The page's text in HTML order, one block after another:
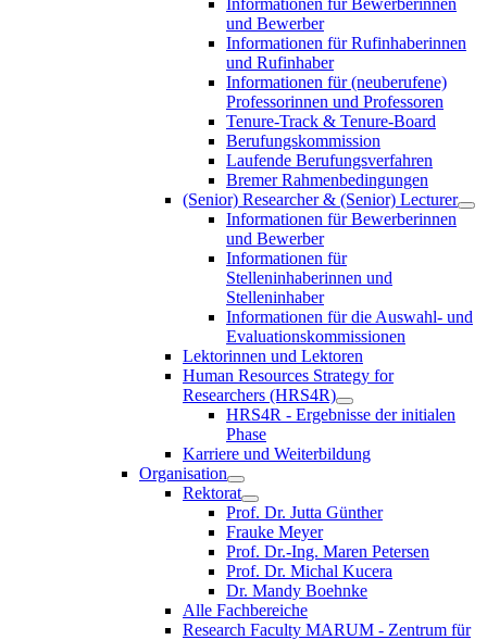
und Bewerber
Informationen für Rufinhaberinnen
und Rufinhaber
Informationen für (neuberufene)
Professorinnen und Professoren
Tenure-Track & Tenure-Board
Berufungskommission
Laufende Berufungsverfahren
Bremer Rahmenbedingungen
(Senior) Researcher & (Senior) Lecturer
Informationen für Bewerberinnen
und Bewerber
Informationen für
Stelleninhaberinnen und
Stelleninhaber
Informationen für die Auswahl- und
Evaluationskommissionen
Lektorinnen und Lektoren
Human Resources Strategy for
Researchers (HRS4R)
HRS4R - Ergebnisse der initialen
Phase
Karriere und Weiterbildung
Organisation
Rektorat
Prof. Dr. Jutta Günther
Frauke Meyer
Prof. Dr.-Ing. Maren Petersen
Prof. Dr. Michal Kucera
Dr. Mandy Boehnke
Alle Fachbereiche
Research Faculty MARUM - Zentrum für